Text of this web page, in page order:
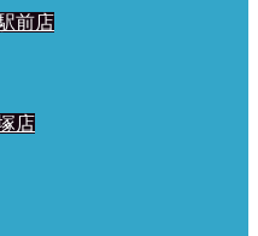
前店
店